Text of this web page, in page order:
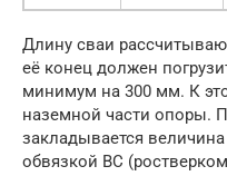
Длину сваи
её конец должен
минимум на 300 мм. К
наземной части опоры.
закладывается
обвязкой ВС